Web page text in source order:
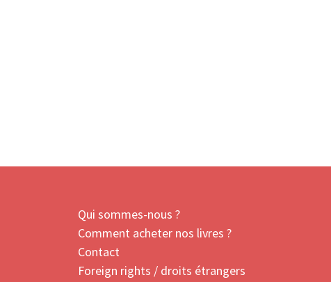
Qui sommes-nous ?
Comment acheter nos livres ?
Contact
Foreign rights / droits étrangers